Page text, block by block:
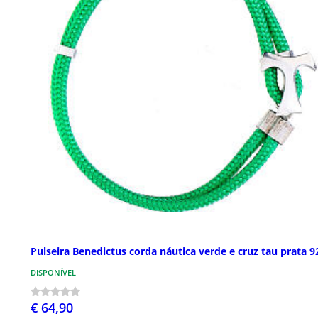
Pulseira Benedictus corda náutica verde e cruz tau prata
DISPONÍVEL
€ 64,90